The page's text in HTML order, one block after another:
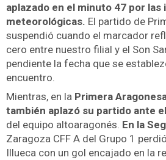
aplazado en el minuto 47 por las
meteorológicas. El partido de
suspendió cuando el marcador
cero entre nuestro filial y el Son
pendiente la fecha que se
encuentro.
Mientras, en la Primera
también aplazó su partido ante
del equipo altoaragonés. En la
Zaragoza CFF A del Grupo 1
Illueca con un gol encajado en la